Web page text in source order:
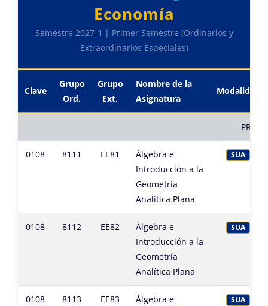
Economía
Semestre 2027-1 | Primer Semestre (Ordinarios y
Extraordinarios Especiales)
Clave
Grupo
Ord.
Grupo
Ext.
Nombre de la
Asignatura
Modalidad
0108 8111 EE81
Álgebra e
Introducción a la
Geometría
Analítica Plana
SUA
0108 8112 EE82
Álgebra e
Introducción a la
Geometría
Analítica Plana
SUA
0108 8113 EE83
Álgebra e
SUA